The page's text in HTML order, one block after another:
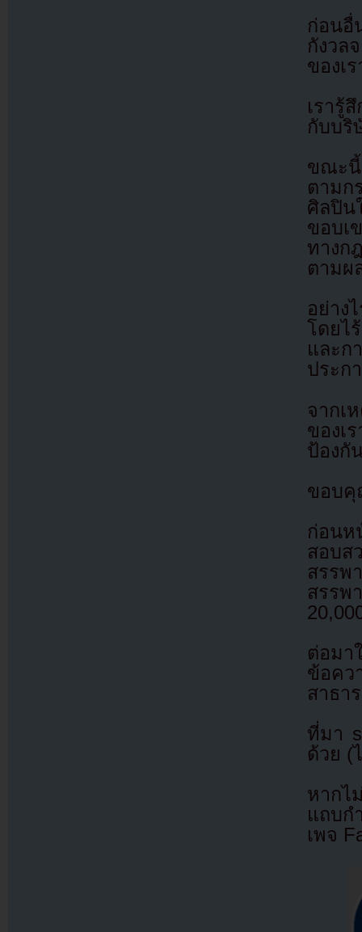
ก่อนอื่
กังวล
ของเ
เรารู้
กับบริ
ขณะนี้
ตามก
ศิลปิน
ขอบเ
ทางก
ตามผ
อย่าง
โดยไ
และก
ประก
จากเ
ของเ
ป้องกั
ขอบคุ
ก่อนห
สอบ
สรรพ
สรรพ
ต่อม
ข้อคว
สาธา
ที่มา
ด้วย (
หากไ
แถบก
เพจ